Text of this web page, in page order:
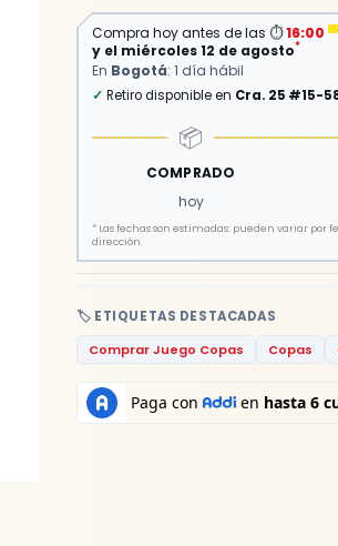
🏷️ ETIQUETAS DESTACADAS
Comprar Juego Copas
Copas
Compra hoy antes de las ⏱16:00
y el miércoles 12 de agosto*
En Bogotá: 1 día hábil
✓ Retiro disponible en Cra. 25 #15-
📦
COMPRADO
hoy
* Las fechas son estimadas: pueden variar por
dirección.